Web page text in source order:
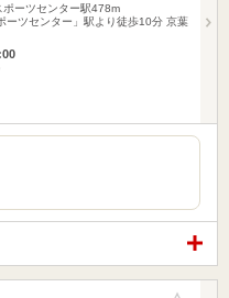
ポーツセンター駅478m
ーツセンター」駅より徒歩10分 京葉